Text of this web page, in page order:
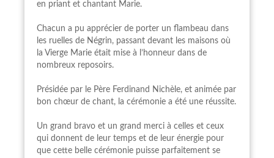
en priant et chantant Marie.
Chacun a pu apprécier de porter un flambeau dans
les ruelles de Négrin, passant devant les maisons où
la Vierge Marie était mise à l’honneur dans de
nombreux reposoirs.
Présidée par le Père Ferdinand Nichèle, et animée par
bon chœur de chant, la cérémonie a été une réussite.
Un grand bravo et un grand merci à celles et ceux
qui donnent de leur temps et de leur énergie pour
que cette belle cérémonie puisse parfaitement se